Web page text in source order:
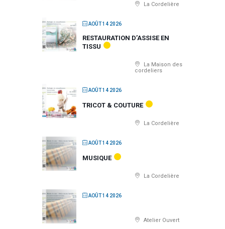
La Cordelière
AOÛT 14 2026
RESTAURATION D’ASSISE EN
TISSU
La Maison des
cordeliers
AOÛT 14 2026
TRICOT & COUTURE
La Cordelière
AOÛT 14 2026
MUSIQUE
La Cordelière
AOÛT 14 2026
Atelier Ouvert